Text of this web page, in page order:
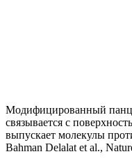
Модифицированный
связывается с
выпускает молекулы
Bahman Delalat et al.,